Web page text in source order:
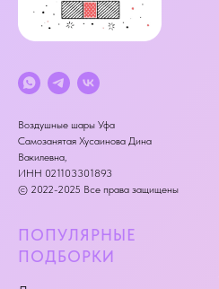
Воздушные шары Уфа
Самозанятая Хусаинова Дина
Вакилевна,
ИНН 021103301893
© 2022-2025 Все права защищены
ПОПУЛЯРНЫЕ
ПОДБОРКИ